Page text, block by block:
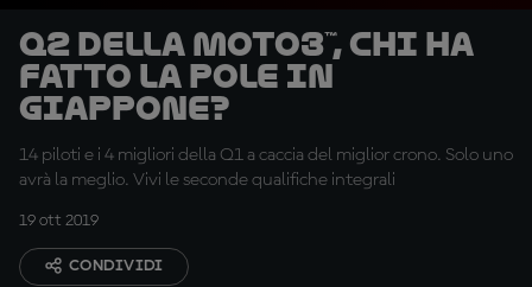
Q2 della Moto3™, chi ha
fatto la pole in
Giappone?
14 piloti e i 4 migliori della Q1 a caccia del miglior crono. Solo uno
avrà la meglio. Vivi le seconde qualifiche integrali
19 ott 2019
CONDIVIDI